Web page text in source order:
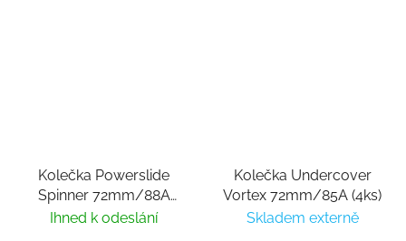
Kolečka Powerslide
Spinner 72mm/88A
White (4ks)
Ihned k odeslání
Kolečka Undercover
Vortex 72mm/85A (4ks)
Skladem externě